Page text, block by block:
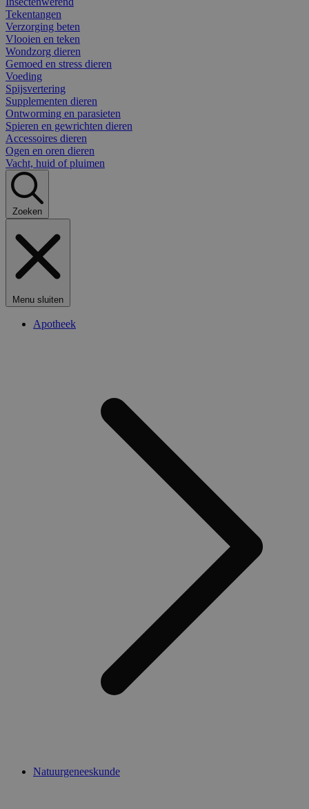
Tekentangen
Verzorging beten
Vlooien en teken
Wondzorg dieren
Gemoed en stress dieren
Voeding
Spijsvertering
Supplementen dieren
Ontworming en parasieten
Spieren en gewrichten dieren
Accessoires dieren
Ogen en oren dieren
Vacht, huid of pluimen
Zoeken
Menu sluiten
Apotheek
Natuurgeneeskunde